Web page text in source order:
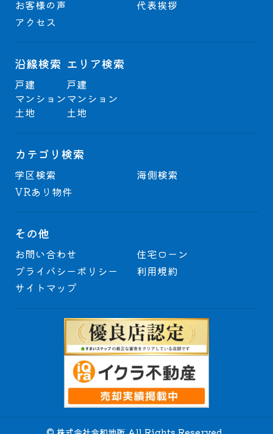
お客様の声
代表挨拶
アクセス
沿線検索
戸建
マンション
土地
エリア検索
戸建
マンション
土地
カテゴリ検索
学区検索
海側検索
VRあり物件
その他
お問い合わせ
住宅ローン
プライバシーポリシー
利用規約
サイトマップ